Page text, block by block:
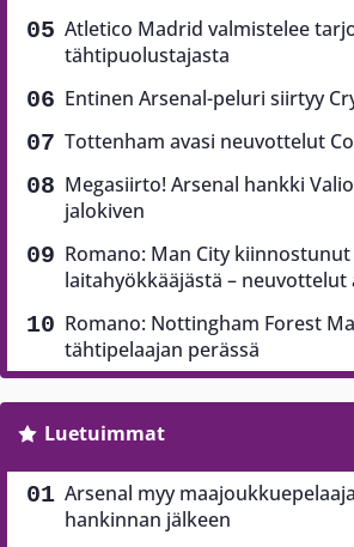
Atletico Madrid valmistelee
tähtipuolustajasta
Entinen Arsenal-peluri siirtyy
Tottenham avasi neuvottelut
Megasiirto! Arsenal hankki
jalokiven
Romano: Man City kiinnostunut
laitahyökkääjästä –
Romano: Nottingham Forest
tähtipelaajan perässä
Luetuimmat
Arsenal myy
hankinnan jälkeen